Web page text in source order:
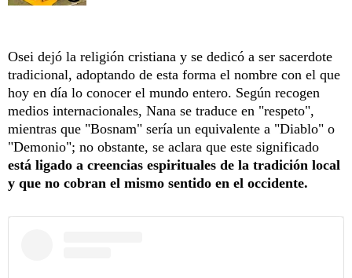
Osei dejó la religión cristiana y se dedicó a ser sacerdote
tradicional, adoptando de esta forma el nombre con el que
hoy en día lo conocer el mundo entero. Según recogen
medios internacionales, Nana se traduce en "respeto",
mientras que "Bosnam" sería un equivalente a "Diablo" o
"Demonio"; no obstante, se aclara que este significado
está ligado a creencias espirituales de la tradición local
y que no cobran el mismo sentido en el occidente.